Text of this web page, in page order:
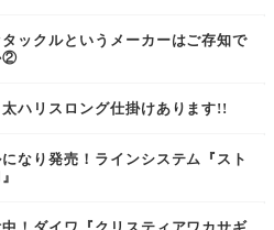
ックルというメーカーはご存知で
②
ハリスロング仕掛けあります!!
なり発売！ラインシステム『スト